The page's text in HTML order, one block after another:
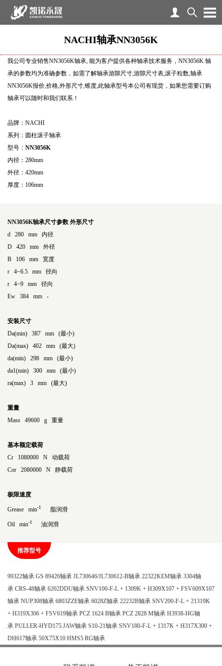
NACHI轴承NN3056K
我公司专业销售NN3056K轴承, 能为客户提供各种轴承技术服务，NN3056K 轴
承的参数均为准确参数，如需了解轴承游隙尺寸,游隙尺寸表,滚子粒数,轴承
NN3056K报价,价格,外形尺寸,锥度,此轴承型号本公司有现货，如果您需要订购
轴承可以随时和我们联系！
品牌：NACHI
系列：圆柱滚子轴承
型号： NN3056K
内径：280mm
外径：420mm
厚度：106mm
NN3056K轴承尺寸参数 外形尺寸
d 280 mm 内径
D 420 mm 外径
B 106 mm 宽度
r 4~6.5 mm 径向
r 4~9 mm 径向
Ew 384 mm -
安装尺寸
Da(min) 387 mm (最小)
Da(max) 402 mm (最大)
da(min) 298 mm (最小)
da1(min) 300 mm (最小)
ra(max) 3 mm (最大)
重量
Mass 49600 g 重量
基本额定载荷
Cr 1080000 N 动载荷
Cor 2080000 N 静载荷
极限速度
Grease min-1 脂润滑
Oil min-1 油润滑
推荐型号
99322轴承 GS 89426轴承 JL730646/JL730612-B轴承 22322KEM轴承 3304轴
承 CRS-48轴承 6202DDU轴承 SNV100-F-L + 1309K + H309X107 + FSV609X107
轴承 NUP308轴承 6803ZZE轴承 6028Z轴承 22232B轴承 SNV200-F-L + 21319K
+ H319X306 + FSV619轴承 PCZ 1624 B轴承 PCZ 2828 M轴承 H3938-HG轴
承 PULLER-HYD175.JAW轴承 S10-21轴承 SNV180-F-L + 1317K + H317X300 +
DH617轴承 50X75X10 HMS5 RG轴承